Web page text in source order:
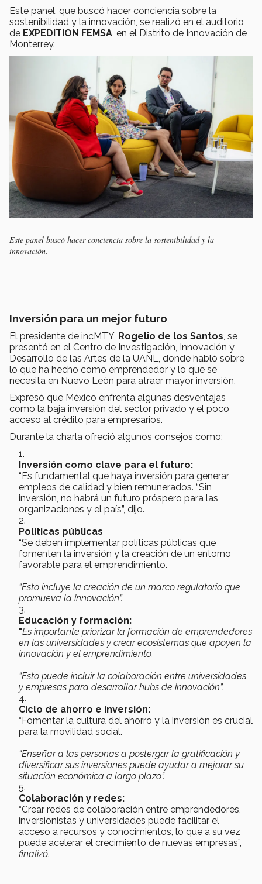
Este panel, que buscó hacer conciencia sobre la
sostenibilidad y la innovación, se realizó en el auditorio
de EXPEDITION FEMSA, en el Distrito de Innovación de
Monterrey.
Este panel buscó hacer conciencia sobre la sostenibilidad y la
innovación.
Inversión para un mejor futuro
El presidente de incMTY, Rogelio de los Santos, se
presentó en el Centro de Investigación, Innovación y
Desarrollo de las Artes de la UANL, donde habló sobre
lo que ha hecho como emprendedor y lo que se
necesita en Nuevo León para atraer mayor inversión.
Expresó que México enfrenta algunas desventajas
como la baja inversión del sector privado y el poco
acceso al crédito para empresarios.
Durante la charla ofreció algunos consejos como:
Inversión como clave para el futuro:
“Es fundamental que haya inversión para generar
empleos de calidad y bien remunerados. “Sin
inversión, no habrá un futuro próspero para las
organizaciones y el país”, dijo.
Políticas públicas
“Se deben implementar políticas públicas que
fomenten la inversión y la creación de un entorno
favorable para el emprendimiento.
“Esto incluye la creación de un marco regulatorio que
promueva la innovación”.
Educación y formación:
"Es importante priorizar la formación de emprendedores
en las universidades y crear ecosistemas que apoyen la
innovación y el emprendimiento.
“Esto puede incluir la colaboración entre universidades
y empresas para desarrollar hubs de innovación”.
Ciclo de ahorro e inversión:
“Fomentar la cultura del ahorro y la inversión es crucial
para la movilidad social.
“Enseñar a las personas a postergar la gratificación y
diversificar sus inversiones puede ayudar a mejorar su
situación económica a largo plazo”.
Colaboración y redes:
“Crear redes de colaboración entre emprendedores,
inversionistas y universidades puede facilitar el
acceso a recursos y conocimientos, lo que a su vez
puede acelerar el crecimiento de nuevas empresas”,
finalizó.